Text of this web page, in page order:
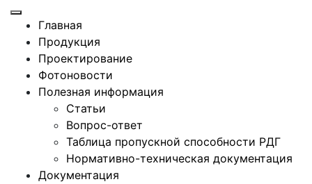
Главная
Продукция
Проектирование
Фотоновости
Полезная информация
Статьи
Вопрос-ответ
Таблица пропускной способности РДГ
Нормативно-техническая документация
Документация